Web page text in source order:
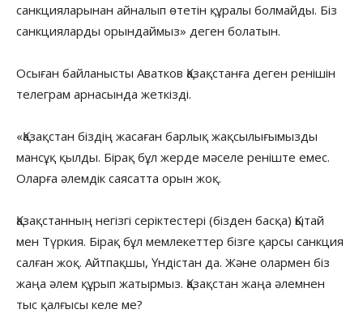
санкцияларынан айналып өтетін құралы болмайды. Біз
санкцияларды орындаймыз» деген болатын.
Осыған байланысты Аватков Қазақстанға деген ренішін
телеграм арнасында жеткізді.
«Қазақстан біздің жасаған барлық жақсылығымызды
мансұқ қылды. Бірақ бұл жерде мәселе реніште емес.
Оларға әлемдік саясатта орын жоқ.
Қазақстанның негізгі серіктестері (бізден басқа) Қытай
мен Түркия. Бірақ бұл мемлекеттер бізге қарсы санкция
салған жоқ. Айтпақшы, Үндістан да. Және олармен біз
жаңа әлем құрып жатырмыз. Қазақстан жаңа әлемнен
тыс қалғысы келе ме?